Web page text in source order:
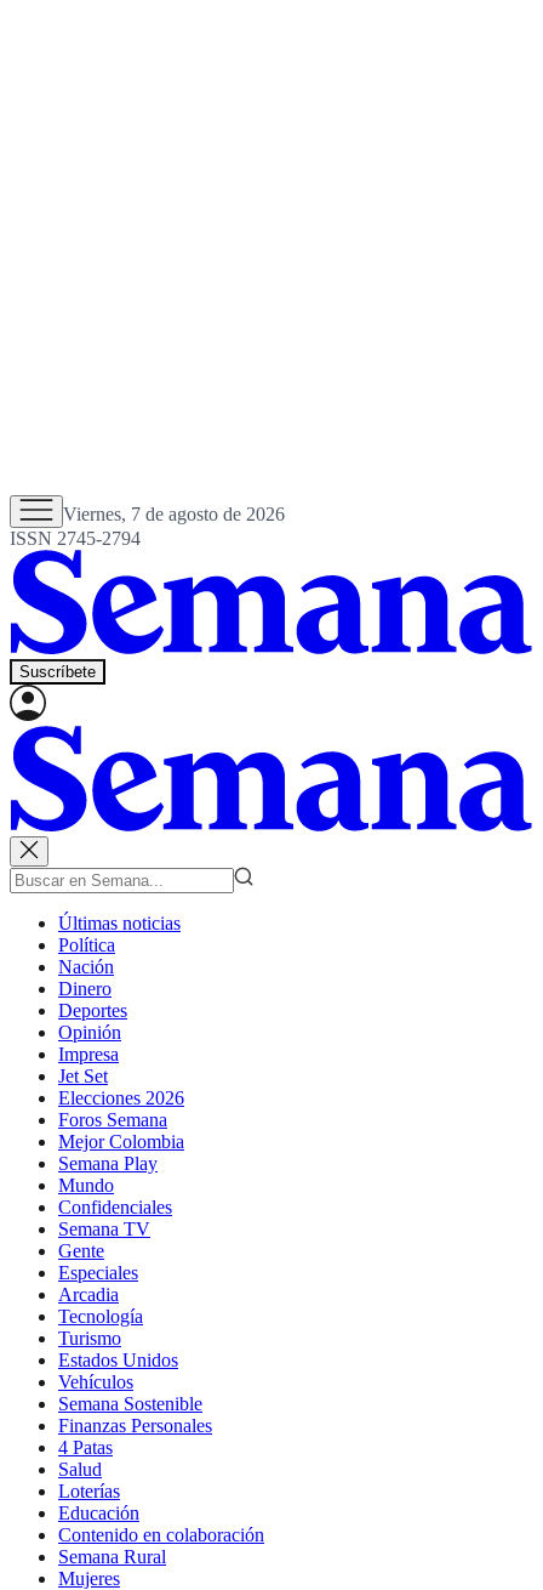
Viernes, 7 de agosto de 2026
ISSN 2745-2794
Suscríbete
Últimas noticias
Política
Nación
Dinero
Deportes
Opinión
Impresa
Jet Set
Elecciones 2026
Foros Semana
Mejor Colombia
Semana Play
Mundo
Confidenciales
Semana TV
Gente
Especiales
Arcadia
Tecnología
Turismo
Estados Unidos
Vehículos
Semana Sostenible
Finanzas Personales
4 Patas
Salud
Loterías
Educación
Contenido en colaboración
Semana Rural
Mujeres